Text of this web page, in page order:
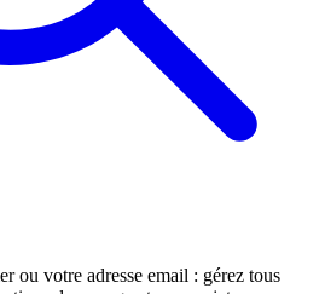
ou votre adresse email : gérez tous